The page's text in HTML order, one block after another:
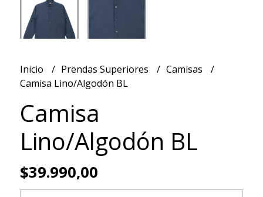
Inicio Prendas Superiores
Camisas
Camisa Lino/Algodón BL
Camisa
Lino/Algodón BL
$39.990,00